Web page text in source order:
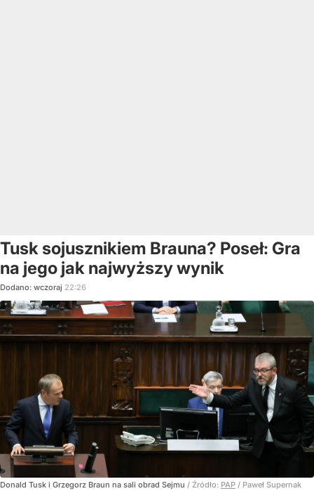
Tusk sojusznikiem Brauna? Poseł: Gra
na jego jak najwyższy wynik
Dodano: wczoraj 22:26
Donald Tusk i Grzegorz Braun na sali obrad Sejmu / Źródło: PAP / Paweł Supernak